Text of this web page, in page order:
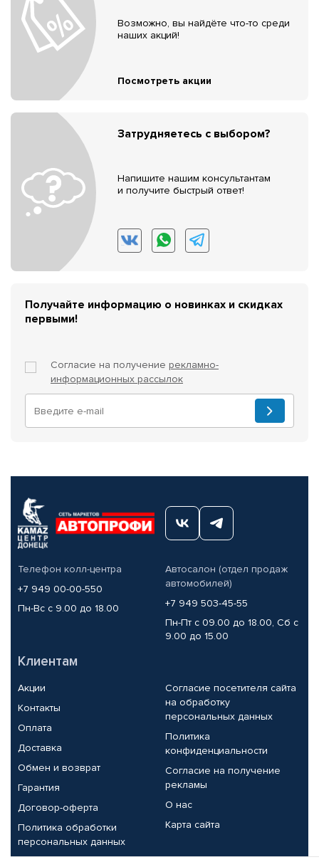
Возможно, вы найдёте что-то среди
наших акций!
Посмотреть акции
Затрудняетесь с выбором?
Напишите нашим консультантам
и получите быстрый ответ!
Получайте информацию о новинках и скидках
первыми!
Согласие на получение рекламно-
информационных рассылок
Телефон колл-центра
+7 949 00-00-550
Пн-Вс с 9.00 до 18.00
Автосалон (отдел продаж
автомобилей)
+7 949 503-45-55
Пн-Пт с 09.00 до 18.00, Сб с
9.00 до 15.00
Клиентам
Акции
Контакты
Оплата
Доставка
Обмен и возврат
Гарантия
Договор-оферта
Политика обработки
персональных данных
Согласие посетителя сайта
на обработку
персональных данных
Политика
конфиденциальности
Согласие на получение
рекламы
О нас
Карта сайта